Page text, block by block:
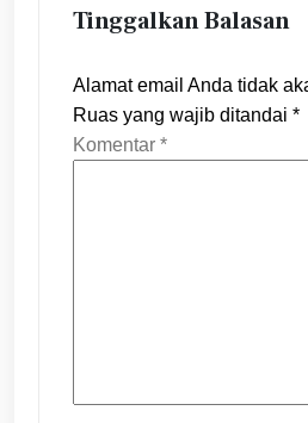
Tinggalkan Balasan
Alamat email Anda tidak
Ruas yang wajib ditandai *
Komentar *